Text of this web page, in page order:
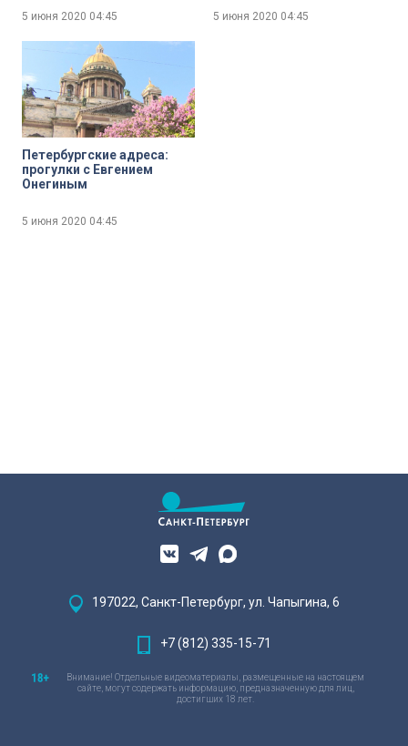
5 июня 2020 04:45 5 июня 2020 04:45
Петербургские адреса:
прогулки с Евгением
Онегиным
5 июня 2020 04:45
197022, Санкт-Петербург, ул. Чапыгина, 6
+7 (812) 335-15-71
Внимание! Отдельные видеоматериалы, размещенные на настоящем
сайте, могут содержать информацию, предназначенную для лиц,
достигших 18 лет.